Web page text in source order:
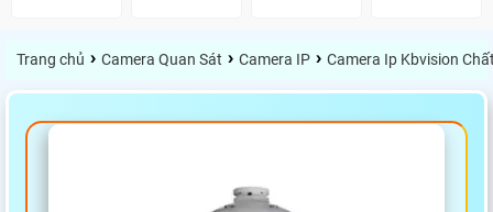
Trang chủ › Camera Quan Sát › Camera IP › Camera Ip Kbvision